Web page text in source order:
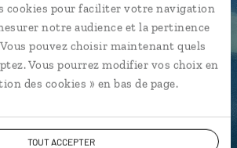
cookies pour faciliter votre navigation
notre audience et la pertinence
pouvez choisir maintenant quels
Vous pourrez modifier vos choix en
des cookies » en bas de page.
TOUT ACCEPTER
agence, mais aussi par email ou
le même interlocuteur avant,
votre voyage.